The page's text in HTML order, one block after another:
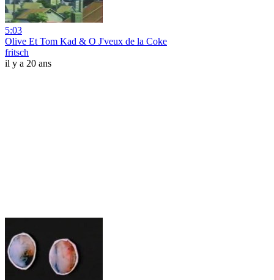
5:03
Olive Et Tom Kad & O J'veux de la Coke
fritsch
il y a 20 ans